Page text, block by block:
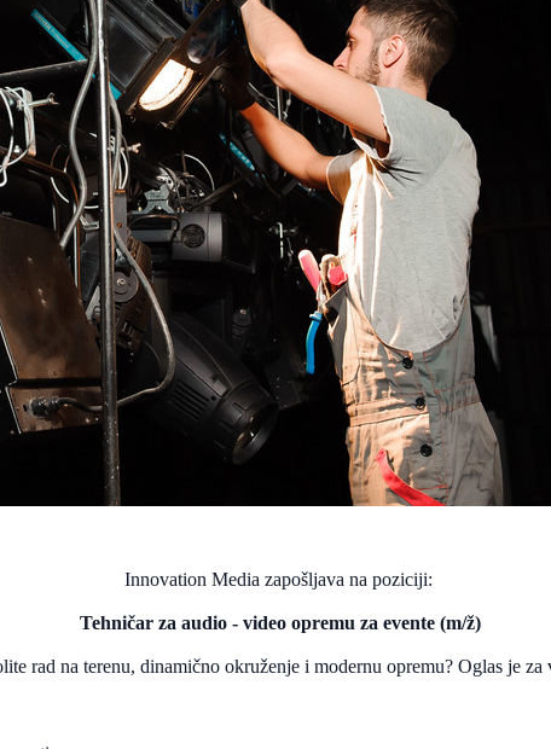
Innovation Media zapošljava na poziciji:
Tehničar za audio - video opremu za evente (m/ž)
rad na terenu, dinamično okruženje i modernu opremu? Oglas je za